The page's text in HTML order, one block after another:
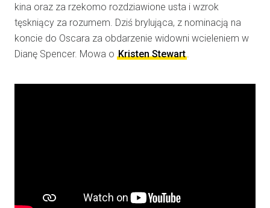
kina oraz za rzekomo rozdziawione usta i wzrok
tęskniący za rozumem. Dziś brylująca, z nominacją na
koncie do Oscara za obdarzenie widowni wcieleniem w
Dianę Spencer. Mowa o Kristen Stewart